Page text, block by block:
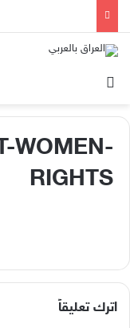
WOMEN-
RIGHTS
اترك تعليقاً